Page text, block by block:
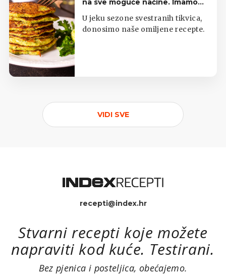
na sve moguće načine. Imamo
top listu
U jeku sezone svestranih tikvica,
donosimo naše omiljene recepte.
VIDI SVE
recepti@index.hr
Stvarni recepti koje možete
napraviti kod kuće. Testirani.
Bez pjenica i posteljica, obećajemo.